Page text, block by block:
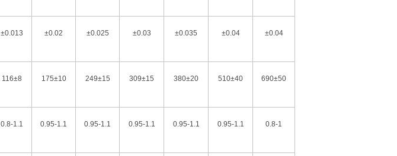
±0.013 ±0.02 ±0.025 ±0.03 ±0.035 ±0.04 ±0.04
116±8 175±10 249±15 309±15 380±20 510±40 690±50
0.8-1.1 0.95-1.1 0.95-1.1 0.95-1.1 0.95-1.1 0.95-1.1 0.8-1